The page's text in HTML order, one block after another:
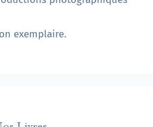
exemplaire.
Livres